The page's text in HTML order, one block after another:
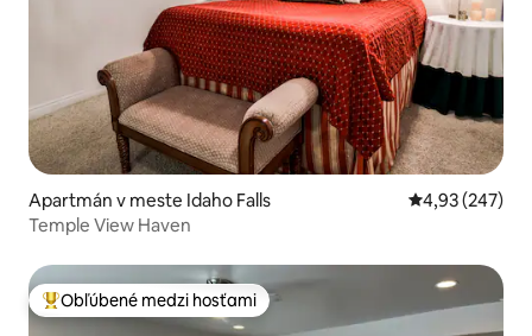
Apartmán v meste Idaho Falls Priemerné
4,93 (247)
Temple View Haven
Najobľúbenejšie medzi hosťami
Obľúbené medzi hosťami